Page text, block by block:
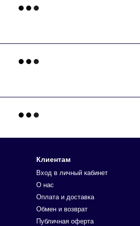
Клиентам
Вход в личный кабинет
О нас
Оплата и доставка
Обмен и возврат
Публичная оферта